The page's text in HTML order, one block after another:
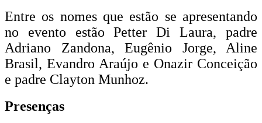
Entre os nomes que estão se apresentando
no evento estão Petter Di Laura, padre
Adriano Zandona, Eugênio Jorge, Aline
Brasil, Evandro Araújo e Onazir Conceição
e padre Clayton Munhoz.
Presenças